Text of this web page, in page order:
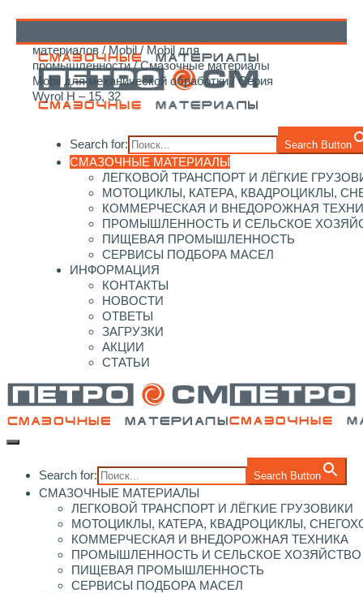
Search for: Search Button
СМАЗОЧНЫЕ МАТЕРИАЛЫ
ЛЕГКОВОЙ ТРАНСПОРТ И ЛЁГКИЕ
МОТОЦИКЛЫ, КАТЕРА, КВАДРОЦИКЛЫ,
КОММЕРЧЕСКАЯ И ВНЕДОРОЖНАЯ
ПРОМЫШЛЕННОСТЬ И СЕЛЬСКОЕ
ПИЩЕВАЯ ПРОМЫШЛЕННОСТЬ
СЕРВИСЫ ПОДБОРА МАСЕЛ
ИНФОРМАЦИЯ
КОНТАКТЫ
НОВОСТИ
ОТВЕТЫ
ЗАГРУЗКИ
АКЦИИ
СТАТЬИ
Search for: Search Button
СМАЗОЧНЫЕ МАТЕРИАЛЫ
ЛЕГКОВОЙ ТРАНСПОРТ И ЛЁГКИЕ ГРУЗОВИКИ
МОТОЦИКЛЫ, КАТЕРА, КВАДРОЦИКЛЫ,
КОММЕРЧЕСКАЯ И ВНЕДОРОЖНАЯ ТЕХНИКА
ПРОМЫШЛЕННОСТЬ И СЕЛЬСКОЕ ХОЗЯЙСТВО
ПИЩЕВАЯ ПРОМЫШЛЕННОСТЬ
СЕРВИСЫ ПОДБОРА МАСЕЛ
материалов/Mobil/ Mobil для
промышленности/Смазочные материалы
Mobil для механической обработки/ Серия
Wyrol H – 15, 32